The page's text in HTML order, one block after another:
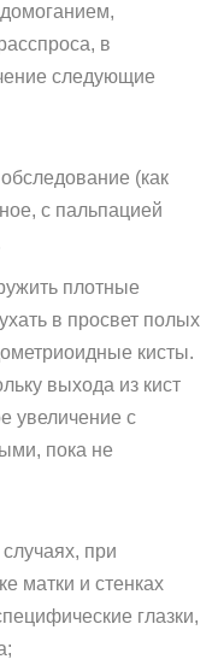
в
следующие
(как
с пальпацией
плотные
в просвет полых
кисты.
выхода из кист
увеличение с
пока не
при
матки и стенках
глазки,